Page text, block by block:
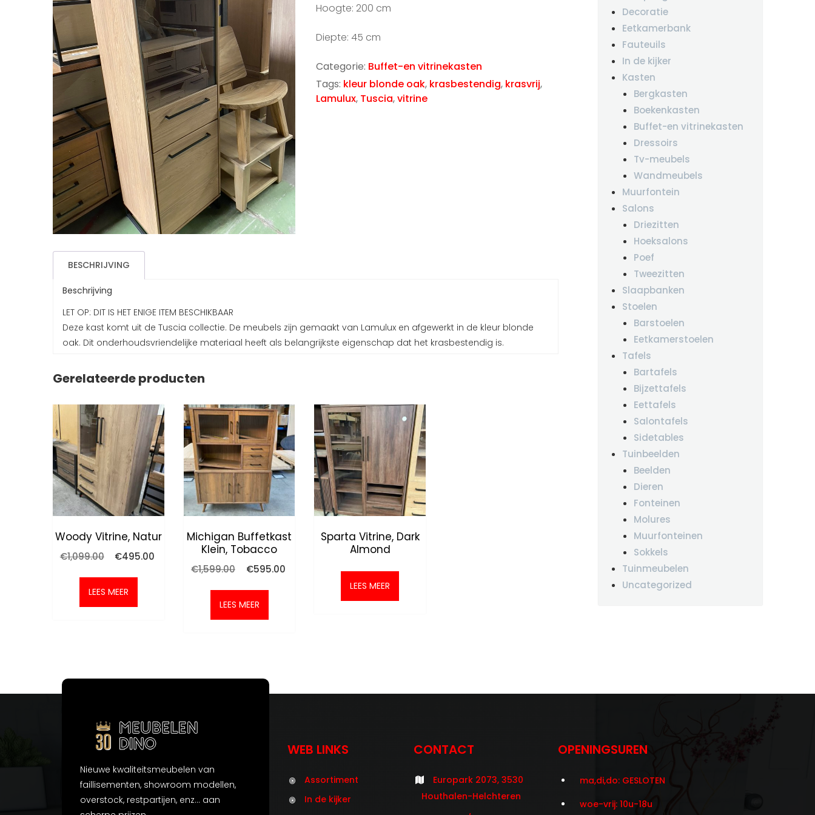
Hoogte: 200 cm
Diepte: 45 cm
Categorie: Buffet-en vitrinekasten
Tags: kleur blonde oak, krasbestendig, krasvrij,
Lamulux, Tuscia,vitrine
BESCHRIJVING
Beschrijving
LET OP: DIT IS HET ENIGE ITEM BESCHIKBAAR
Deze kast komt uit de Tuscia collectie. De meubels zijn gemaakt van Lamulux en afgewerkt in de kleur blonde
oak. Dit onderhoudsvriendelijke materiaal heeft als belangrijkste eigenschap dat het krasbestendig is.
Gerelateerde producten
Woody Vitrine, Natur
€1,099.00
Oorspronkelijke
was:
€1,099.00.
€495.00
LEES MEER
Michigan Buffetkast
Klein, Tobacco
€1,599.00
Oorspronkelijke
was:
€1,599.00.
€595.00
LEES MEER
Sparta Vitrine, Dark
Almond
LEES MEER
Decoratie
Eetkamerbank
Fauteuils
In de kijker
Kasten
Bergkasten
Boekenkasten
Buffet-en vitrinekasten
Dressoirs
Tv-meubels
Wandmeubels
Muurfontein
Salons
Driezitten
Hoeksalons
Poef
Tweezitten
Slaapbanken
Stoelen
Barstoelen
Eetkamerstoelen
Tafels
Bartafels
Bijzettafels
Eettafels
Salontafels
Sidetables
Tuinbeelden
Beelden
Dieren
Fonteinen
Molures
Muurfonteinen
Sokkels
Tuinmeubelen
Uncategorized
Nieuwe kwaliteitsmeubelen van
faillisementen, showroom modellen,
overstock, restpartijen, enz... aan
WEB LINKS
Assortiment
In de kijker
CONTACT
Europark 2073, 3530
Houthalen-Helchteren
OPENINGSUREN
ma,di,do: GESLOTEN
woe-vrij: 10u-18u